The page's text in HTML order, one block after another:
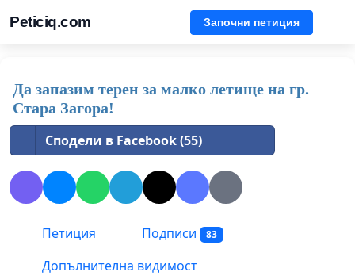
Peticiq.com Започни петиция
Да запазим терен за малко летище на гр.
Стара Загора!
Сподели в Facebook (55)
Петиция Подписи 83
Допълнителна видимост